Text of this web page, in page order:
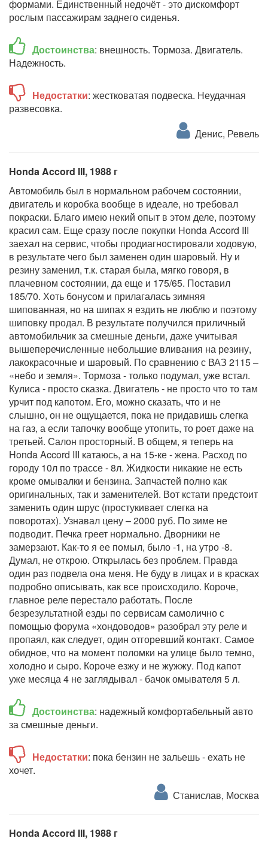
формами. Единственный недочёт - это дискомфорт
рослым пассажирам заднего сиденья.
Достоинства: внешность. Тормоза. Двигатель.
Надежность.
Недостатки: жестковатая подвеска. Неудачная
развесовка.
Денис, Ревель
Honda Accord III, 1988 г
Автомобиль был в нормальном рабочем состоянии,
двигатель и коробка вообще в идеале, но требовал
покраски. Благо имею некий опыт в этом деле, поэтому
красил сам. Еще сразу после покупки Honda Accord III
заехал на сервис, чтобы продиагностировали ходовую,
в результате чего был заменен один шаровый. Ну и
резину заменил, т.к. старая была, мягко говоря, в
плачевном состоянии, да еще и 175/65. Поставил
185/70. Хоть бонусом и прилагалась зимняя
шипованная, но на шипах я ездить не люблю и поэтому
шиповку продал. В результате получился приличный
автомобильчик за смешные деньги, даже учитывая
вышеперечисленные небольшие вливания на резину,
лакокрасочные и шаровый. По сравнению с ВАЗ 2115 –
«небо и земля». Тормоза - только подумал, уже встал.
Кулиса - просто сказка. Двигатель - не просто что то там
урчит под капотом. Его, можно сказать, что и не
слышно, он не ощущается, пока не придавишь слегка
на газ, а если тапочку вообще утопить, то роет даже на
третьей. Салон просторный. В общем, я теперь на
Honda Accord III катаюсь, а на 15-ке - жена. Расход по
городу 10л по трассе - 8л. Жидкости никакие не есть
кроме омывалки и бензина. Запчастей полно как
оригинальных, так и заменителей. Вот кстати предстоит
заменить один шрус (простукивает слегка на
поворотах). Узнавал цену – 2000 руб. По зиме не
подводит. Печка греет нормально. Дворники не
замерзают. Как-то я ее помыл, было -1, на утро -8.
Думал, не открою. Открылась без проблем. Правда
один раз подвела она меня. Не буду в лицах и в красках
подробно описывать, как все происходило. Короче,
главное реле перестало работать. После
безрезультатной езды по сервисам самолично с
помощью форума «хондоводов» разобрал эту реле и
пропаял, как следует, один отгоревший контакт. Самое
обидное, что на момент поломки на улице было темно,
холодно и сыро. Короче езжу и не жужжу. Под капот
уже месяца 4 не заглядывал - бачок омывателя 5 л.
Достоинства: надежный комфортабельный авто
за смешные деньги.
Недостатки: пока бензин не зальешь - ехать не
хочет.
Станислав, Москва
Honda Accord III, 1988 г